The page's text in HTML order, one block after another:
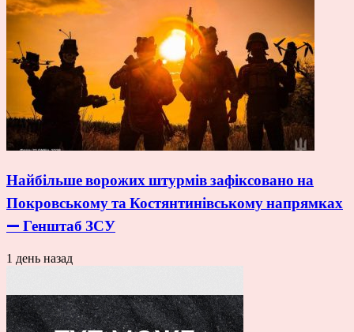
Найбільше ворожих штурмів зафіксовано на
Покровському та Костянтинівському напрямках
— Генштаб ЗСУ
1 день назад